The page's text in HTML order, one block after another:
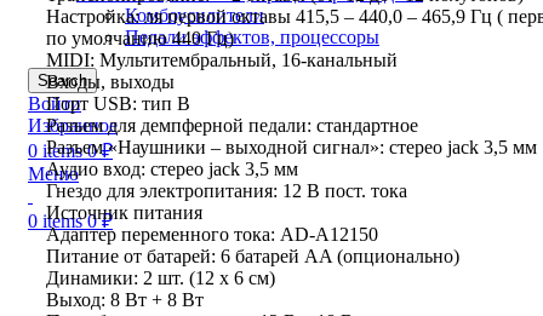
Комбоусилители
Педали эффектов, процессоры
Search
Войти
Избранное
0 items 0₽
Меню
0 items 0₽
Настройка: ля первой октавы 415,5 – 440,0 – 465,9 Гц (
по умолчанию 440 Гц)
MIDI: Мультитембральный, 16-канальный
Входы, выходы
Порт USB: тип В
Разъем для демпферной педали: стандартное
Разъем «Наушники – выходной сигнал»: стерео jack 3,5 мм
Аудио вход: стерео jack 3,5 мм
Гнездо для электропитания: 12 В пост. тока
Источник питания
Адаптер переменного тока: AD-A12150
Питание от батарей: 6 батарей AA (опционально)
Динамики: 2 шт. (12 х 6 см)
Выход: 8 Вт + 8 Вт